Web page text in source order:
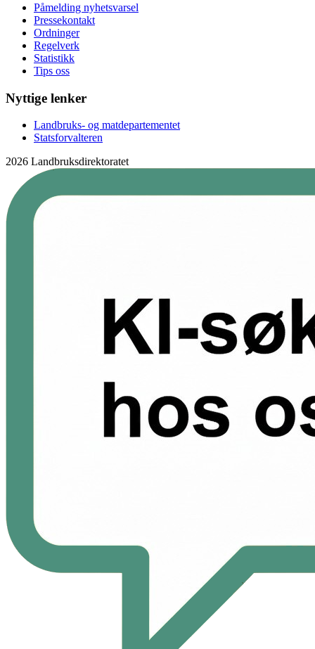
Påmelding nyhetsvarsel
Pressekontakt
Ordninger
Regelverk
Statistikk
Tips oss
Nyttige lenker
Landbruks- og matdepartementet
Statsforvalteren
2026 Landbruksdirektoratet